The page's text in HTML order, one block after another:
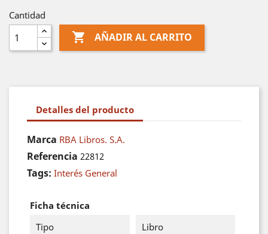
Cantidad
 AÑADIR AL CARRITO
Detalles del producto
Marca RBA Libros. S.A.
Referencia 22812
Tags: Interés General
Ficha técnica
Tipo
Libro